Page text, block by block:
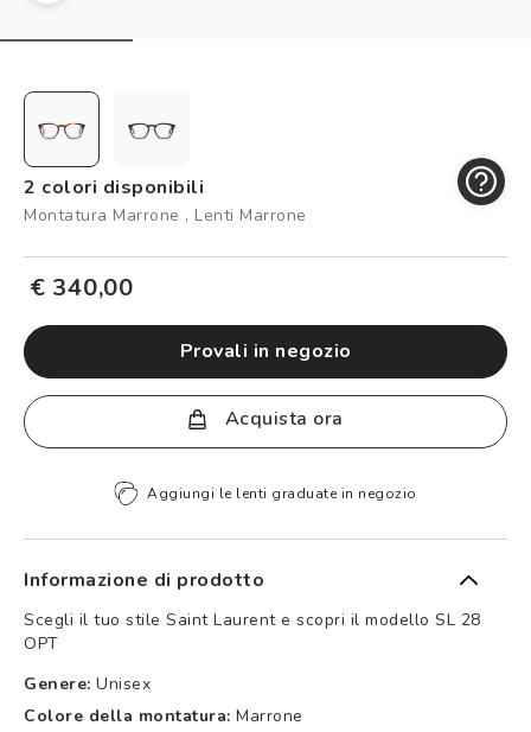
Controllo visivo
Logout
2 colori disponibili
Montatura Marrone , Lenti Marrone
€ 340,00
provali in negozio
Acquista ora
Aggiungi le lenti graduate in negozio
Informazione di prodotto
Scegli il tuo stile Saint Laurent e scopri il modello SL 28
OPT
Genere: Unisex
Colore della montatura: Marrone